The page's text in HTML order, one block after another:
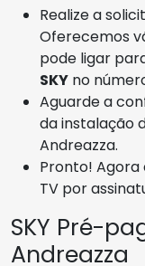
Realize a
Oferecemos
pode ligar
SKY no
Aguarde a
da instalação
Andreazza.
Pronto! Agora
TV por
SKY Pré-
Andreazza